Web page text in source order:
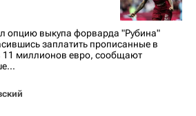
опцию выкупа форварда "Рубина"
заплатить прописанные в
11 миллионов евро, сообщают